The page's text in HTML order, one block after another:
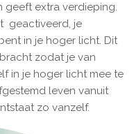
geeft extra verdieping.
geactiveerd, je
in je hoger licht. Dit
zodat je van
in je hoger licht mee te
leven vanuit
zo vanzelf.